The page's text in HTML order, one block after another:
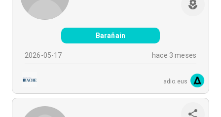
Barañain
2026-05-17 hace 3 meses
adio.eus